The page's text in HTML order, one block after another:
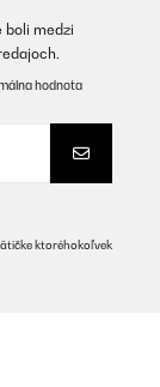
boli medzi
hodnota
ktoréhokoľvek